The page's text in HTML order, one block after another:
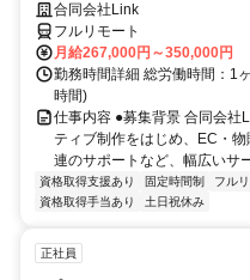
合同会社Link
フルリモート
月給267,000円～350,000円
勤務時間詳細 総労働時間：1
時間)
仕事内容 ●募集背景 合同会社
ティブ制作をはじめ、EC・
連のサポートなど、幅広いサ
資格取得支援あり 固定時間制 フル
資格取得手当あり
土日祝休み
正社員